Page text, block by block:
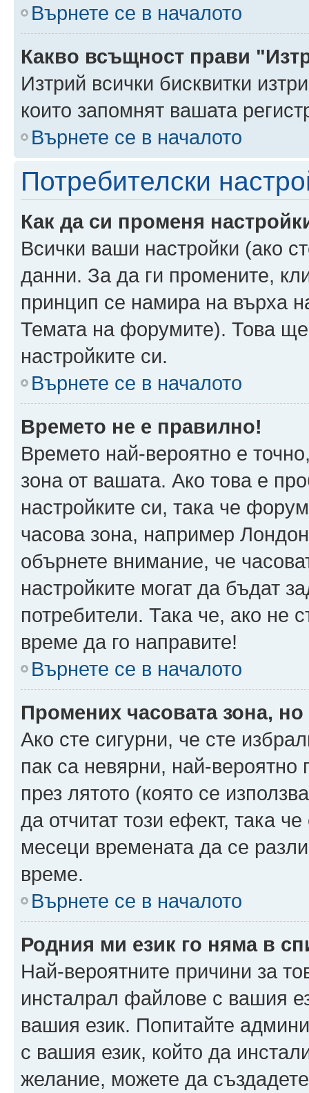
Върнете се в началото
Какво всъщност прави
Изтрий всички бисквитки
които запомнят вашата
Върнете се в началото
Потребителски
Как да си променя
Всички ваши настройки (ако
данни. За да ги промените,
принцип се намира на върха
Темата на форумите). Това
настройките си.
Върнете се в началото
Времето не е правилно!
Времето най-вероятно е
зона от вашата. Ако това е
настройките си, така че
часова зона, например
обърнете внимание, че
настройките могат да бъдат
потребители. Така че, ако не
време да го направите!
Върнете се в началото
Промених часовата зона,
Ако сте сигурни, че сте
пак са невярни, най-
през лятото (която се
да отчитат този ефект, така
месеци времената да се
време.
Върнете се в началото
Родния ми език го няма в
Най-вероятните причини за
инсталрал файлове с вашия
вашия език. Попитайте
с вашия език, който да
желание, можете да